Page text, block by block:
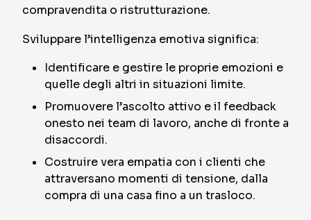
compravendita o ristrutturazione.
Sviluppare l’intelligenza emotiva significa:
Identificare e gestire le proprie emozioni e
quelle degli altri in situazioni limite.
Promuovere l’ascolto attivo e il feedback
onesto nei team di lavoro, anche di fronte a
disaccordi.
Costruire vera empatia con i clienti che
attraversano momenti di tensione, dalla
compra di una casa fino a un trasloco.